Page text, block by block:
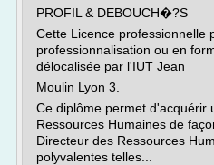
PROFIL & DEBOUCH�?S
Cette Licence professionnelle
professionnalisation ou en
délocalisée par l'IUT Jean
Moulin Lyon 3.
Ce diplôme permet d'acquérir
Ressources Humaines de
Directeur des Ressources
polyvalentes telles...